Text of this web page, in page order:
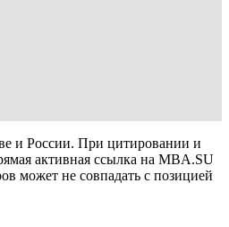
и России. При цитировании и
активная ссылка на MBA.SU
может не совпадать с позицией